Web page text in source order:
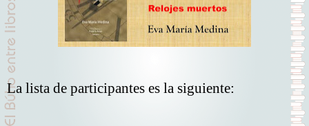
La lista de participantes es la siguiente: